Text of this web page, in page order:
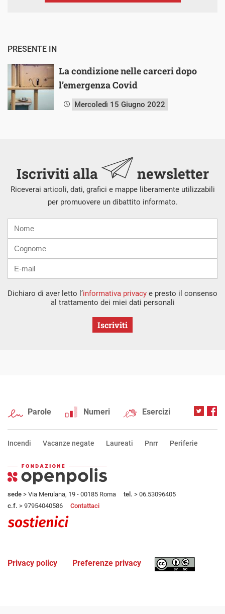
PRESENTE IN
La condizione nelle carceri dopo
l’emergenza Covid
Mercoledì 15 Giugno 2022
Iscriviti alla newsletter
Riceverai articoli, dati, grafici e mappe liberamente utilizzabili
per promuovere un dibattito informato.
mail
Dichiaro di aver letto l’informativa privacy e presto il consenso
al trattamento dei miei dati personali
Iscriviti
Parole Numeri Esercizi
Incendi Vacanze negate Laureati Pnrr Periferie
sede > Via Merulana, 19 - 00185 Roma tel. > 06.53096405
c.f. > 97954040586 Contattaci
Privacy policy Preferenze privacy